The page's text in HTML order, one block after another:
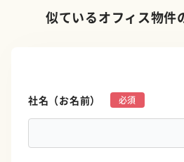
似ているオフィス物件
社名（お名前）